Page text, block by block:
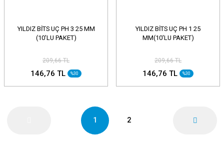
YILDIZ BİTS UÇ PH 3 25 MM
(10'LU PAKET)
209,66 TL
146,76 TL %30
YILDIZ BİTS UÇ PH 1 25
MM(10'LU PAKET)
209,66 TL
146,76 TL %30
1 2